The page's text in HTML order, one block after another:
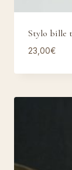
Stylo bille
23,00€